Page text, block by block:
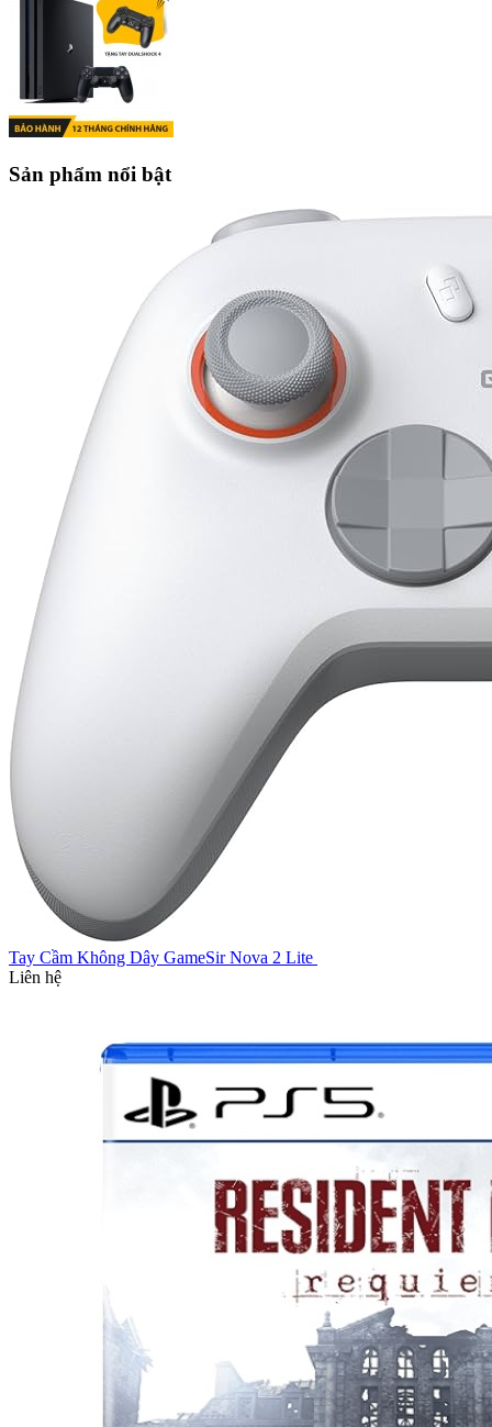
Sản phẩm nổi bật
Tay Cầm Không Dây GameSir Nova 2 Lite
Liên hệ